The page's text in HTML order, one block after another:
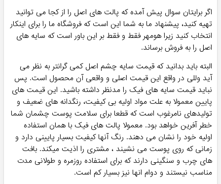
اگر برایتان سوال پیش آمده که پالت های اصل را از کجا می توانید
تهیه کنید، پیشنهاد ما به شما این است که فروشگاه ما را برای اینکار
انتخاب کنید زیرا هومهر فقط و فقط بر این باور است که سایه های
اصل را به فروش برساند.
البته باید بدانید که قیمت سایه چشم اصل کمی گرانتر به نظر می
آید وللی در واقع این قیمت اصلی و واقعی آن محصول است. پس
نباید قیمت سایه های فیک را مدنظر داشته باشید. این قیمت های
پایین معمولا به علت مواد اولیه بی کیفیت، رنگدانه های ضعیف و
تولیدهای نامرغوب است که قطعا برای سلامت پوست چشمان شما
خطر آفرین خواهد بود. معمولا پالت های فیک با همان استفاده
اولیه خود را نشان می دهند. رنگ آنها کیفیت بسیار پایینی دارد و
زمانی که روی پوست می نشیند ، مشتری را اذیت میکند. بافت
های چرب و سنگینی دارند که برای استفاده روزمره و طولانی مدت
مناسب نیستند و دوام انها نیز بسیار کم است.